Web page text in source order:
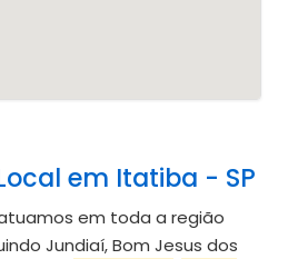
em Itatiba - SP
em toda a região
Jundiaí, Bom Jesus dos